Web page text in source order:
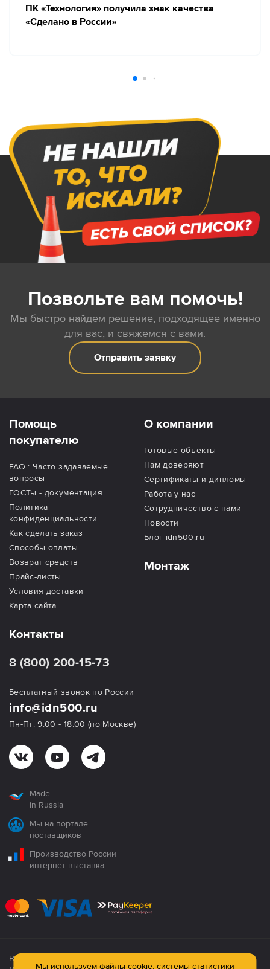
ПК «Технология» получила знак качества
«Сделано в России»
Позвольте вам помочь!
Мы быстро найдем решение, подходящее именно
для вас, и свяжемся с вами.
Отправить заявку
Помощь
покупателю
FAQ : Часто задаваемые
вопросы
ГОСТы - документация
Политика
конфиденциальности
Как сделать заказ
Способы оплаты
Возврат средств
Прайс-листы
Условия доставки
Карта сайта
О компании
Готовые объекты
Нам доверяют
Сертификаты и дипломы
Работа у нас
Сотрудничество с нами
Новости
Блог idn500.ru
Монтаж
Контакты
8 (800) 200-15-73
Бесплатный звонок по России
info@idn500.ru
Пн-Пт: 9:00 - 18:00 (по Москве)
Made
in Russia
Мы на портале
поставщиков
Производство России
интернет-выставка
Все продукция сертифицирована. Использование
Мы используем файлы cookie, системы статистики